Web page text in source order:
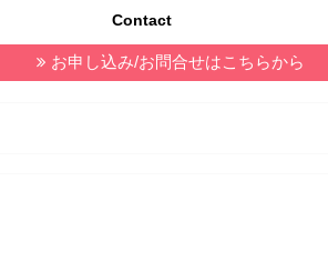
Contact
お申し込み/お問合せはこちらから